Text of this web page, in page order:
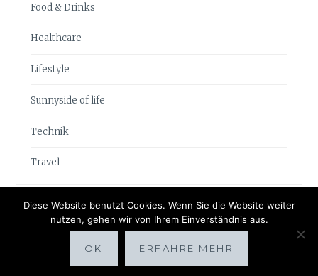
Food & Drinks
Healthcare
Lifestyle
Sunnyside of life
Technik
Travel
Proudly powered by WordPress|Theme: Anissa by
Diese Website benutzt Cookies. Wenn Sie die Website weiter
nutzen, gehen wir von Ihrem Einverständnis aus.
OK ERFAHRE MEHR